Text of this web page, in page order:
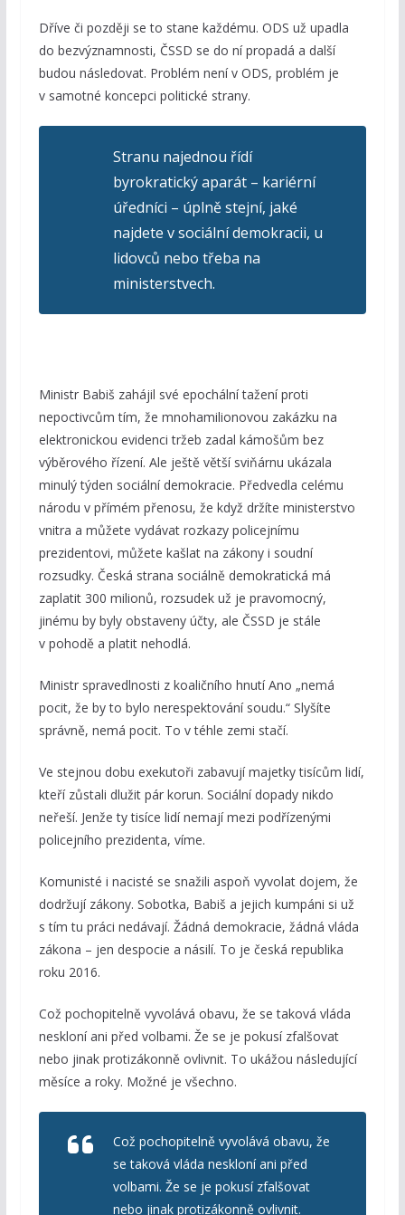
Dříve či později se to stane každému. ODS už upadla
do bezvýznamnosti, ČSSD se do ní propadá a další
budou následovat. Problém není v ODS, problém je
v samotné koncepci politické strany.
Stranu najednou řídí
byrokratický aparát – kariérní
úředníci – úplně stejní, jaké
najdete v sociální demokracii, u
lidovců nebo třeba na
ministerstvech.
Ministr Babiš zahájil své epochální tažení proti
nepoctivcům tím, že mnohamilionovou zakázku na
elektronickou evidenci tržeb zadal kámošům bez
výběrového řízení. Ale ještě větší sviňárnu ukázala
minulý týden sociální demokracie. Předvedla celému
národu v přímém přenosu, že když držíte ministerstvo
vnitra a můžete vydávat rozkazy policejnímu
prezidentovi, můžete kašlat na zákony i soudní
rozsudky. Česká strana sociálně demokratická má
zaplatit 300 milionů, rozsudek už je pravomocný,
jinému by byly obstaveny účty, ale ČSSD je stále
v pohodě a platit nehodlá.
Ministr spravedlnosti z koaličního hnutí Ano „nemá
pocit, že by to bylo nerespektování soudu.“ Slyšíte
správně, nemá pocit. To v téhle zemi stačí.
Ve stejnou dobu exekutoři zabavují majetky tisícům lidí,
kteří zůstali dlužit pár korun. Sociální dopady nikdo
neřeší. Jenže ty tisíce lidí nemají mezi podřízenými
policejního prezidenta, víme.
Komunisté i nacisté se snažili aspoň vyvolat dojem, že
dodržují zákony. Sobotka, Babiš a jejich kumpáni si už
s tím tu práci nedávají. Žádná demokracie, žádná vláda
zákona – jen despocie a násilí. To je česká republika
roku 2016.
Což pochopitelně vyvolává obavu, že se taková vláda
neskloní ani před volbami. Že se je pokusí zfalšovat
nebo jinak protizákonně ovlivnit. To ukážou následující
měsíce a roky. Možné je všechno.
Což pochopitelně vyvolává obavu, že
se taková vláda neskloní ani před
volbami. Že se je pokusí zfalšovat
nebo jinak protizákonně ovlivnit.